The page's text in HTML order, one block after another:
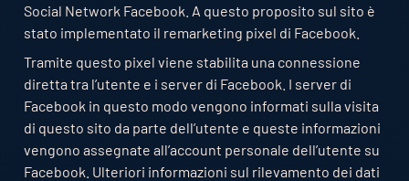
Social Network Facebook. A questo proposito sul sito è
stato implementato il remarketing pixel di Facebook.
Tramite questo pixel viene stabilita una connessione
diretta tra l’utente e i server di Facebook. I server di
Facebook in questo modo vengono informati sulla visita
di questo sito da parte dell’utente e queste informazioni
vengono assegnate all’account personale dell’utente su
Facebook. Ulteriori informazioni sul rilevamento dei dati